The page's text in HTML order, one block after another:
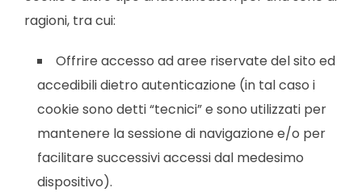
ragioni, tra cui:
Offrire accesso ad aree riservate del sito ed
accedibili dietro autenticazione (in tal caso i
cookie sono detti “tecnici” e sono utilizzati per
mantenere la sessione di navigazione e/o per
facilitare successivi accessi dal medesimo
dispositivo).